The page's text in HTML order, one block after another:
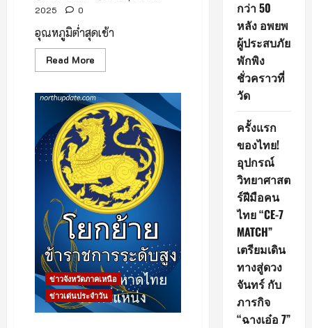
2025
0
อุณหภูมิต่ำสุดเช้า
Read More
more
เช้า
วัน
ที่
14
พฤศจิกายน
2568
เวลา
7.00
น.
ยอด
ดอย
อิน
ทน
นท์
และ
กิ่ว
แม่
ปาน
อากาศ
เปิด
โล่ง
สวยงาม
ข่าวจังหวัดภาคเหนือ
ข่าวเด่นประจำวัน
กว่า 50
หลัง อพยพ
ผู้ประสบภัย
พักพิง
ชั่วคราวที่
วัด
ครั้งแรก
ของไทย!
อุปกรณ์
วิทยาศาสต
ร์ฝีมือคน
ไทย “CE-7
MATCH”
เตรียมเดิน
ทางสู่ดวง
จันทร์ กับ
ภารกิจ
“ฉางเอ๋อ 7”